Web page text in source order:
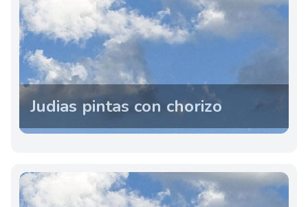
Judias pintas con chorizo